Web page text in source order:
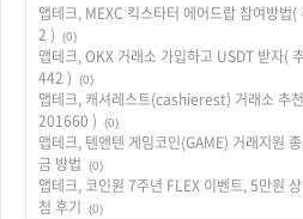
앱테크, MEXC 킥스타터 에어드랍 참여방법
2 )
(0)
앱테크, OKX 거래소 가입하고 USDT 받자(
442 )
(0)
앱테크, 캐셔레스트(cashierest) 거래소 추
201660 )
(0)
앱테크, 텐앤텐 게임코인(GAME) 거래지원
금 방법
(0)
앱테크, 코인원 7주년 FLEX 이벤트, 5만원
첨 후기
(0)